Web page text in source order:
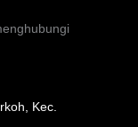
Kec.